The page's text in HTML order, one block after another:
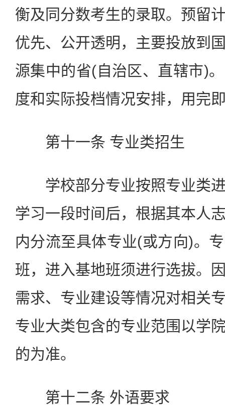
衡及同分数考生的录取。预留
优先、公开透明，主要投放到
源集中的省(自治区、直辖市)
度和实际投档情况安排，用完
第十一条 专业类招生
学校部分专业按照专业类进
学习一段时间后，根据其本人
内分流至具体专业(或方向)。
班，进入基地班须进行选拔。
需求、专业建设等情况对相关
专业大类包含的专业范围以学
的为准。
第十二条 外语要求